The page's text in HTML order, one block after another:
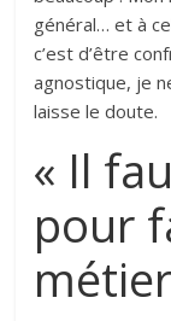
général… et à
c’est d’être
agnostique, je
laisse le doute.
« Il
pour